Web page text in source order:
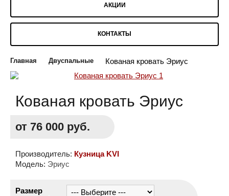
АКЦИИ
КОНТАКТЫ
Главная Двуспальные Кованая кровать Эриус
Кованая кровать Эриус
от 76 000 руб.
Производитель: Кузница KVI
Модель: Эриус
Размер